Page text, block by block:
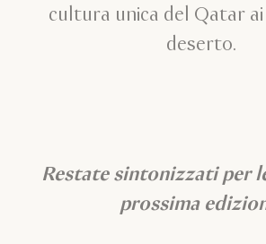
cultura unica del Qatar
deserto.
Restate sintonizzati per
prossima